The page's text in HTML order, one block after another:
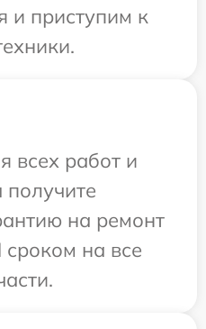
и приступим к
всех работ и
на ремонт
сроком на все